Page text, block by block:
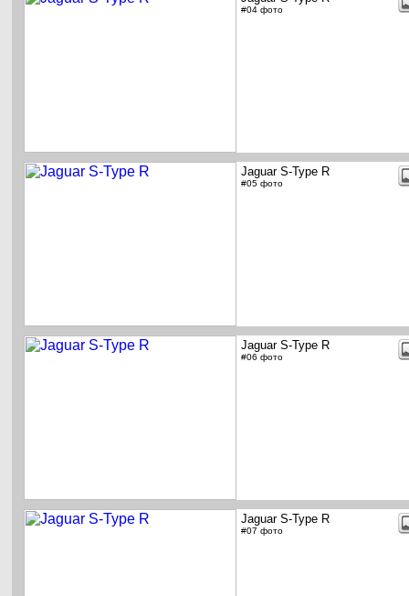
#04 фото
Jaguar S-Type R
#05 фото
Jaguar S-Type R
#06 фото
Jaguar S-Type R
#07 фото